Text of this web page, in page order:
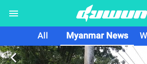
All Myanmar News
arrow_back_ios